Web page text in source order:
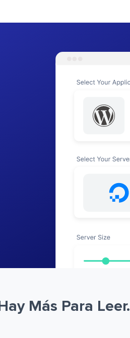
Hay Más Para Leer.